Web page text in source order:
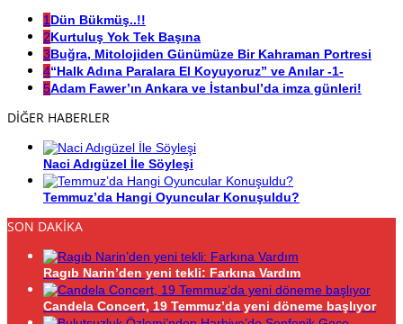
1Dün Bükmüş..!!
2Kurtuluş Yok Tek Başına
3Buğra, Mitolojiden Günümüze Bir Kahraman Portresi
4“Halk Adına Paralara El Koyuyoruz” ve Anılar -1-
5Adam Fawer’ın Ankara ve İstanbul’da imza günleri!
DİĞER HABERLER
Naci Adıgüzel İle Söyleşi
Temmuz’da Hangi Oyuncular Konuşuldu?
SON DAKİKA
Ragıb Narin’den yeni tekli: Farkına Vardım
Candela Concert, 19 Temmuz’da yeni döneme başlıyor